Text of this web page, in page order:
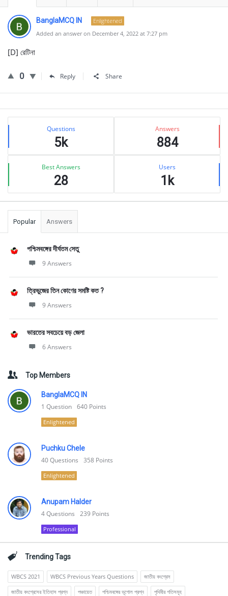
BanglaMCQ IN
Enlightened
Added an answer on December 4, 2022 at 7:27 pm
[D] রেটিনা
0 Reply Share
Sidebar
Stats Questions
5k
Answers
884
Best Answers
28
Users
1k
Popular Answers
পশ্চিমবঙ্গের দীর্ঘতম সেতু
9 Answers
ত্রিভুজের তিন কোণের সমষ্টি কত ?
9 Answers
ভারতের সবচেয়ে বড় জেলা
6 Answers
Top Members
BanglaMCQ IN
1 Question 640 Points
Enlightened
Puchku Chele
40Questions 358 Points
Enlightened
Anupam Halder
4Questions 239 Points
Professional
Trending Tags
WBCS 2021 WBCS Previous Years Questions
জাতীয় কংগ্রেস
জাতীয় কংগ্রেসের ইতিহাস প্রশ্ন
পঞ্চায়েত পশ্চিমবঙ্গের ভূগোল প্রশ্ন
পৃথিবীর গতিসমূহ